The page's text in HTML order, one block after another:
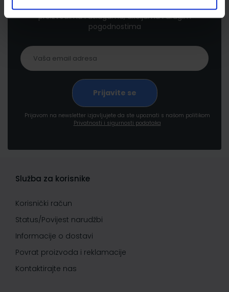
Prijavite se kako bi primali informacije o novim
proizvodima i uslugama, akcijama i drugim
pogodnostima
Prijavom na newsletter izjavljujete da ste upoznati s našom politikom
Privatnosti i sigurnosti podataka
Služba za korisnike
Korisnički račun
Status/Povijest narudžbi
Informacije o dostavi
Povrat proizvoda i reklamacije
Kontaktirajte nas